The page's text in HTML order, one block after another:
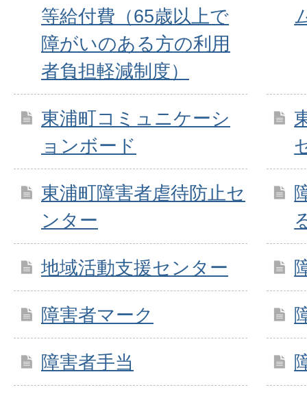
等給付費（65歳以上で
障がいのある方の利用
者負担軽減制度）
東浦町コミュニケーシ
ョンボード
東浦町障害者虐待防止セ
ンター
地域活動支援センター
障害者マーク
障害者手当